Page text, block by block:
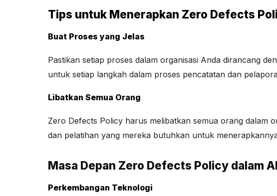
Tips untuk Menerapkan Zero Defects
Buat Proses yang Jelas
Pastikan setiap proses dalam organisasi Anda dirancang
untuk setiap langkah dalam proses pencatatan dan
Libatkan Semua Orang
Zero Defects Policy harus melibatkan semua orang dalam
dan pelatihan yang mereka butuhkan untuk
Masa Depan Zero Defects Policy dalam
Perkembangan Teknologi